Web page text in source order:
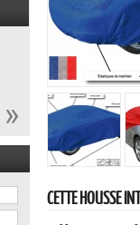
CETTE HOUSSE